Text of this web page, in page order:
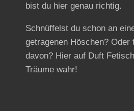
bist du hier genau richtig.
Schnüffelst du schon an
getragenen Höschen? Oder
davon? Hier auf Duft
Träume wahr!